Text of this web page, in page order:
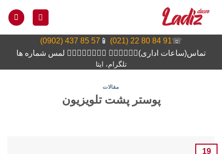
☏
91 84 80 22 (021)
📱
57 85 437 (0902)
تماس(ساعات اداری)👆🏻👆🏻👆🏻 👆🏻👆🏻👆🏻👆🏻 لمس شماره ها
تلگرام، ایتا
مقالات
پوستر پشت تلویزیون
19